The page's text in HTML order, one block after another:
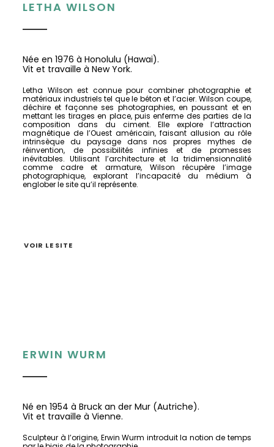
LETHA WILSON
Née en 1976 à Honolulu (Hawai).
Vit et travaille à New York.
Letha Wilson est connue pour combiner photographie et
matériaux industriels tel que le béton et l’acier. Wilson coupe,
déchire et façonne ses photographies, en poussant et en
mettant les tirages en place, puis enferme des parties de la
composition dans du ciment. Elle explore l’attraction
magnétique de l’Ouest américain, faisant allusion au rôle
intrinsèque du paysage dans nos propres mythes de
réinvention, de possibilités infinies et de promesses
inévitables. Utilisant l’architecture et la tridimensionnalité
comme cadre et armature, Wilson récupère l’image
photographique, explorant l’incapacité du médium à
englober le site qu’il représente.
VOIR LE SITE
ERWIN WURM
Né en 1954 à Bruck an der Mur (Autriche).
Vit et travaille à Vienne.
Sculpteur à l’origine, Erwin Wurm introduit la notion de temps